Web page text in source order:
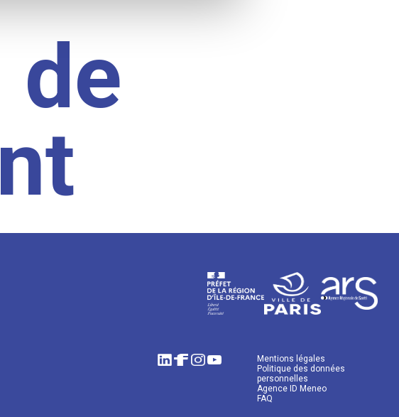
de
Mentions légales
Politique des données
personnelles
Agence ID Meneo
FAQ